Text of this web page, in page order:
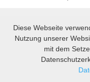
Diese Webseite
Nutzung unserer
mit dem